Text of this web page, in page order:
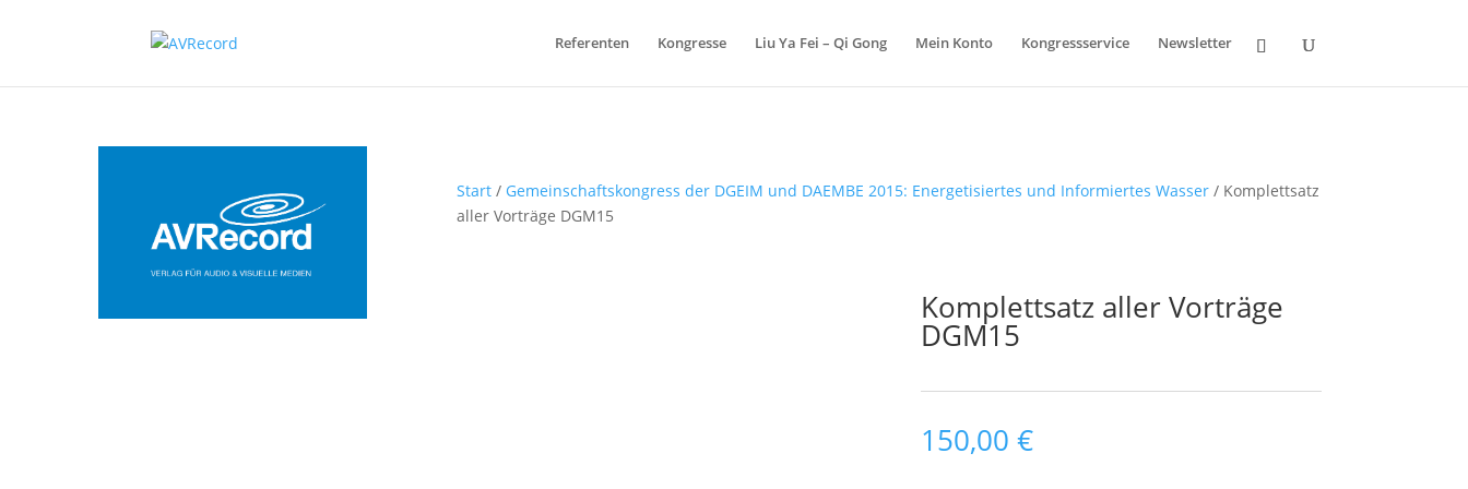
Referenten Kongresse Liu Ya Fei – Qi Gong Mein Konto Kongressservice Newsletter
Start/ Gemeinschaftskongress der DGEIM und DAEMBE 2015: Energetisiertes und Informiertes Wasser/ Komplettsatz
aller Vorträge DGM15
Komplettsatz aller Vorträge
DGM15
150,00€